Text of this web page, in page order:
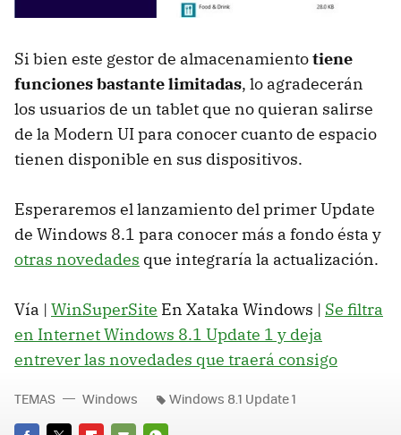
Si bien este gestor de almacenamientotiene
funciones bastante limitadas, lo agradecerán
los usuarios de un tablet que no quieran salirse
de la Modern UI para conocer cuanto de espacio
tienen disponible en sus dispositivos.
Esperaremos el lanzamiento del primer Update
de Windows 8.1 para conocer más a fondo ésta y
otras novedades que integraría la actualización.
Vía | WinSuperSite En Xataka Windows | Se filtra
en Internet Windows 8.1 Update 1 y deja
entrever las novedades que traerá consigo
TEMAS Windows Windows 8.1 Update 1